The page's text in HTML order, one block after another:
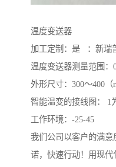
温度变送器
加工定制：是 ：新瑞
温度变送器测量范围：
外形尺寸：300～400
智能温变的接线图： 1
工作环境：-25-45
我们公司以客户的满
诺，快速行动！用现